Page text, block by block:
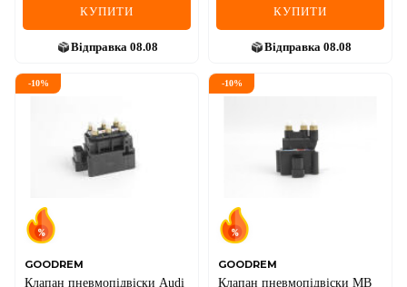
КУПИТИ
Відправка 08.08
КУПИТИ
Відправка 08.08
-10%
GOODREM
Клапан пневмопідвіски Audi
-10%
GOODREM
Клапан пневмопідвіски MB